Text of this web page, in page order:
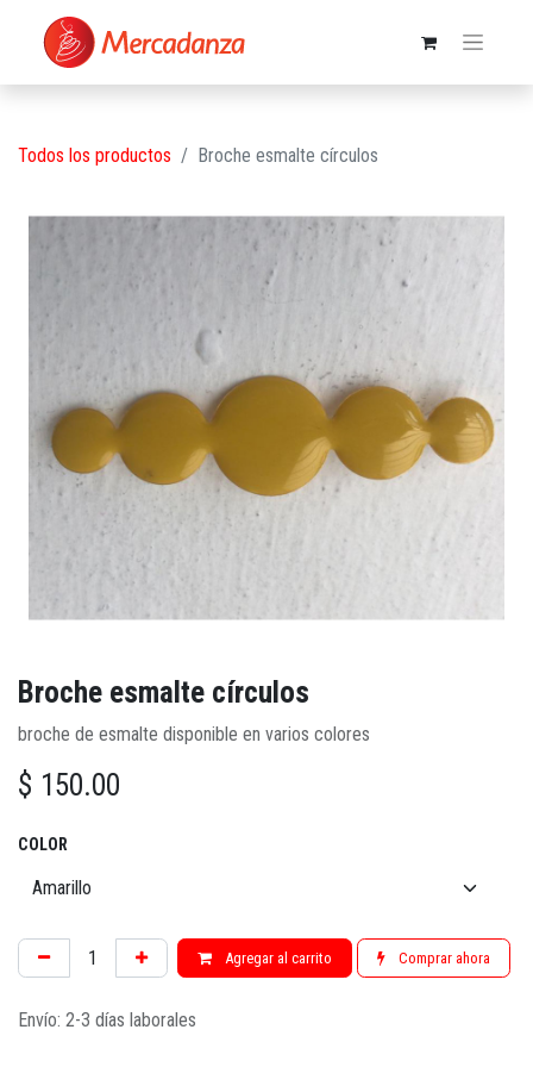
Todos los productos Broche esmalte círculos
Broche esmalte círculos
broche de esmalte disponible en varios colores
$ 150.00
COLOR
Agregar al carrito Comprar ahora
Envío: 2-3 días laborales